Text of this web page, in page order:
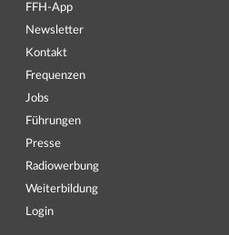
FFH-App
Newsletter
Kontakt
Frequenzen
Jobs
Führungen
Presse
Radiowerbung
Weiterbildung
Login